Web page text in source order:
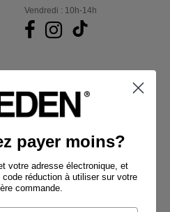
Vendredi : 10h-14h
payer moins?
votre adresse électronique, et
réduction à utiliser sur votre
commande.